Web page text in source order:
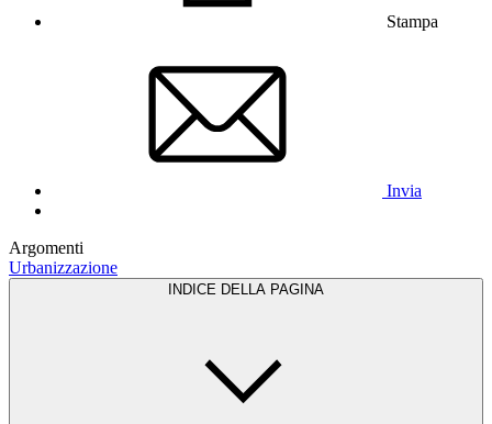
Stampa
Invia
Argomenti
Urbanizzazione
INDICE DELLA PAGINA